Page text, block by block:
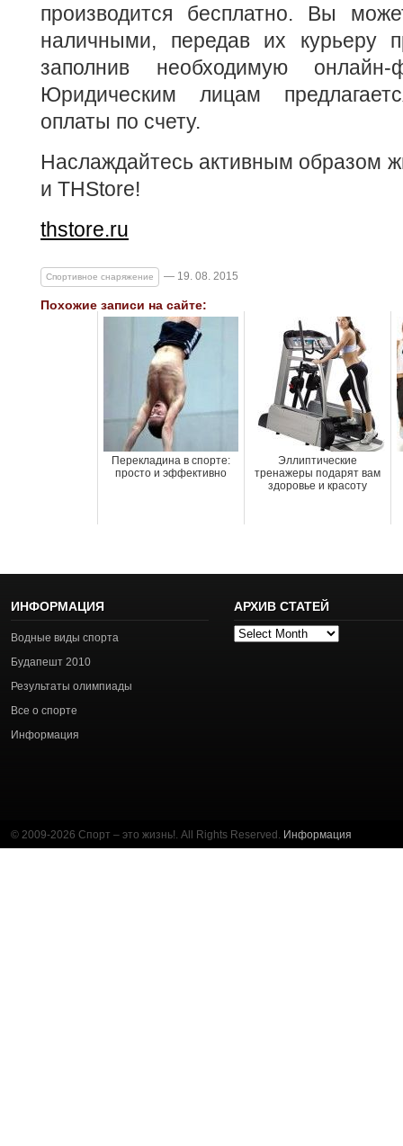
производится бесплатно. Вы
наличными, передав их курьеру
заполнив необходимую
Юридическим лицам
оплаты по счету.
Наслаждайтесь активным образом
и THStore!
thstore.ru
Спортивное снаряжение — 19. 08. 2015
Похожие записи на сайте:
Перекладина в спорте:
просто и эффективно
Эллиптические
тренажеры подарят вам
здоровье и красоту
ИНФОРМАЦИЯ
Водные виды спорта
Будапешт 2010
Результаты олимпиады
Все о спорте
Информация
АРХИВ СТАТЕЙ
Архив
© 2009-2026 Спорт – это жизнь!. All Rights Reserved. Информация